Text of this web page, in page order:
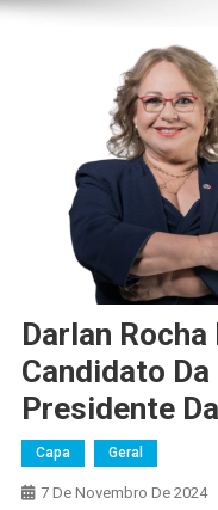
Darlan Rocha
Candidato Da
Presidente
Capa Geral
7 De Novembro De 2024